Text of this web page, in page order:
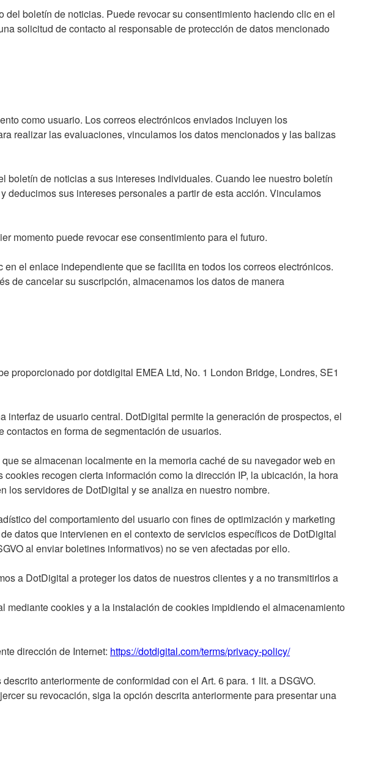
boletín de noticias. Puede revocar su consentimiento haciendo clic en el
solicitud de contacto al responsable de protección de datos mencionado
como usuario. Los correos electrónicos enviados incluyen los
realizar las evaluaciones, vinculamos los datos mencionados y las balizas
boletín de noticias a sus intereses individuales. Cuando lee nuestro boletín
sus intereses personales a partir de esta acción. Vinculamos
momento puede revocar ese consentimiento para el futuro.
el enlace independiente que se facilita en todos los correos electrónicos.
de cancelar su suscripción, almacenamos los datos de manera
por dotdigital EMEA Ltd, No. 1 London Bridge, Londres, SE1
de usuario central. DotDigital permite la generación de prospectos, el
en forma de segmentación de usuarios.
se almacenan localmente en la memoria caché de su navegador web en
recogen cierta información como la dirección IP, la ubicación, la hora
servidores de DotDigital y se analiza en nuestro nombre.
del comportamiento del usuario con fines de optimización y marketing
datos que intervienen en el contexto de servicios específicos de DotDigital
al enviar boletines informativos) no se ven afectadas por ello.
a DotDigital a proteger los datos de nuestros clientes y a no transmitirlos a
cookies y a la instalación de cookies impidiendo el almacenamiento
dirección de Internet: https://dotdigital.com/terms/privacy-policy/
anteriormente de conformidad con el Art. 6 para. 1 lit. a DSGVO.
su revocación, siga la opción descrita anteriormente para presentar una